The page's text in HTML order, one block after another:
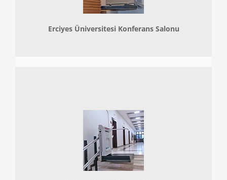
Erciyes Üniversitesi Konferans Salonu